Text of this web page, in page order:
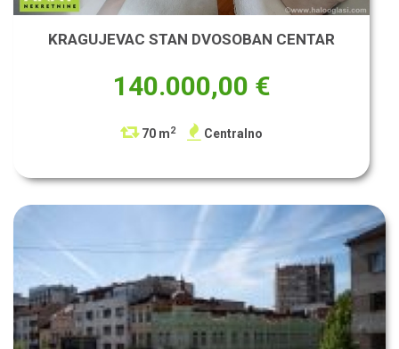
KRAGUJEVAC STAN DVOSOBAN CENTAR
140.000,00 €
70 m2 Centralno